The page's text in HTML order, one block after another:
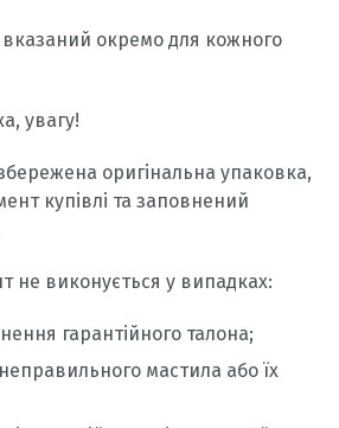
вказаний окремо для кожного
увагу!
оригінальна упаковка,
купівлі та заповнений
не виконується у випадках:
гарантійного талона;
мастила або їх